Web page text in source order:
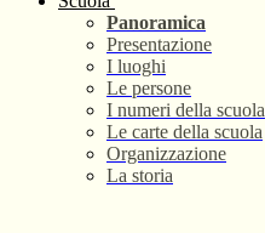
Panoramica
Presentazione
I luoghi
Le persone
I numeri della scuola
Le carte della scuola
Organizzazione
La storia